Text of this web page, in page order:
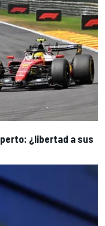
¿libertad a sus